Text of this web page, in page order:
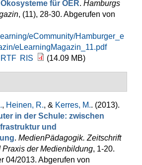
für OER. Hamburgs
, (11), 28-30. Abgerufen von
eCommunity/Hamburger_e
eLearningMagazin_11.pdf
RTF RIS (14.09 MB)
, Heinen, R., & Kerres, M.. (2013).
in der Schule: zwischen
und
. MedienPädagogik. Zeitschrift
Praxis der Medienbildung, 1-20.
04/2013. Abgerufen von